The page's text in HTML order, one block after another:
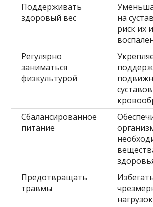
Поддерживать
здоровый вес
на
риск их
Регулярно
заниматься
физкультурой
Сбалансированное
питание
Предотвращать
травмы